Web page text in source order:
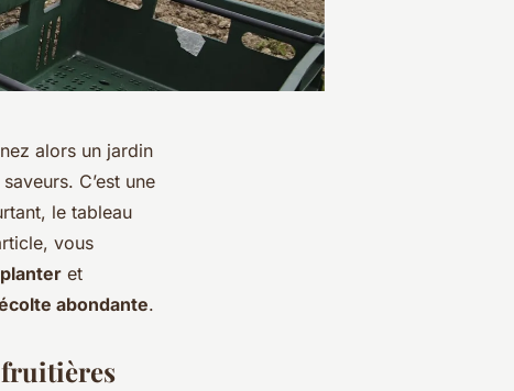
alors un jardin
C’est une
le tableau
vous
planter et
abondante.
fruitières